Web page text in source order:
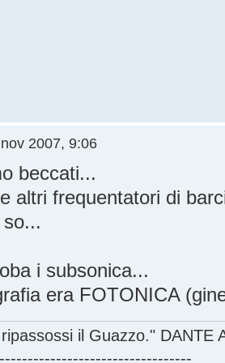
2007, 9:06
beccati...
altri frequentatori di
i subsonica...
era FOTONICA
il Guazzo." DANTE